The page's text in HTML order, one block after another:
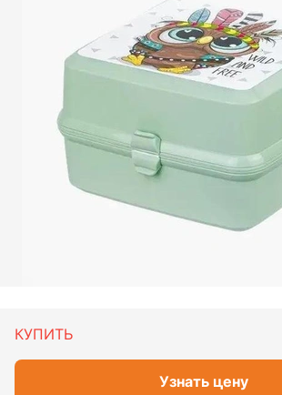
КУПИТЬ
Узнать цену